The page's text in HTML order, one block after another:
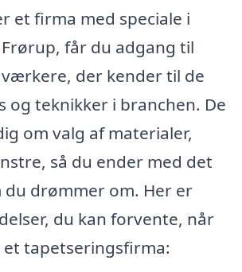
et firma med speciale i
får du adgang til
der kender til de
og teknikker i branchen. De
om valg af materialer,
så du ender med det
du drømmer om. Her er
du kan forvente, når
tapetseringsfirma: